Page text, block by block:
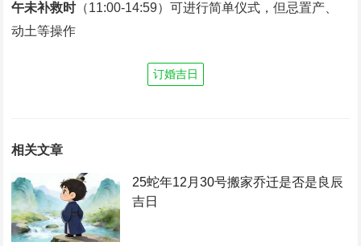
午未补救时‌（11:00-14:59）可进行简单仪式，但忌置产、
动土等操作‌
订婚吉日
相关文章
25蛇年12月30号搬家乔迁是否是良辰
吉日